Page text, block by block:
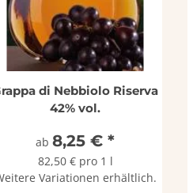
di Nebbiolo Riserva
42% vol.
ab 8,25 € *
82,50 € pro 1 l
Variationen erhältlich.